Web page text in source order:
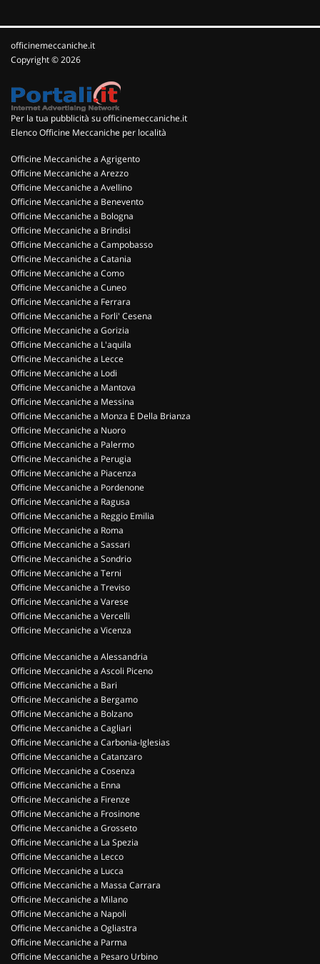
officinemeccaniche.it
Copyright © 2026
Per la tua pubblicità su officinemeccaniche.it
Elenco Officine Meccaniche per località
Officine Meccaniche a Agrigento
Officine Meccaniche a Arezzo
Officine Meccaniche a Avellino
Officine Meccaniche a Benevento
Officine Meccaniche a Bologna
Officine Meccaniche a Brindisi
Officine Meccaniche a Campobasso
Officine Meccaniche a Catania
Officine Meccaniche a Como
Officine Meccaniche a Cuneo
Officine Meccaniche a Ferrara
Officine Meccaniche a Forli' Cesena
Officine Meccaniche a Gorizia
Officine Meccaniche a L'aquila
Officine Meccaniche a Lecce
Officine Meccaniche a Lodi
Officine Meccaniche a Mantova
Officine Meccaniche a Messina
Officine Meccaniche a Monza E Della Brianza
Officine Meccaniche a Nuoro
Officine Meccaniche a Palermo
Officine Meccaniche a Perugia
Officine Meccaniche a Piacenza
Officine Meccaniche a Pordenone
Officine Meccaniche a Ragusa
Officine Meccaniche a Reggio Emilia
Officine Meccaniche a Roma
Officine Meccaniche a Sassari
Officine Meccaniche a Sondrio
Officine Meccaniche a Terni
Officine Meccaniche a Treviso
Officine Meccaniche a Varese
Officine Meccaniche a Vercelli
Officine Meccaniche a Vicenza
Officine Meccaniche a Alessandria
Officine Meccaniche a Ascoli Piceno
Officine Meccaniche a Bari
Officine Meccaniche a Bergamo
Officine Meccaniche a Bolzano
Officine Meccaniche a Cagliari
Officine Meccaniche a Carbonia-Iglesias
Officine Meccaniche a Catanzaro
Officine Meccaniche a Cosenza
Officine Meccaniche a Enna
Officine Meccaniche a Firenze
Officine Meccaniche a Frosinone
Officine Meccaniche a Grosseto
Officine Meccaniche a La Spezia
Officine Meccaniche a Lecco
Officine Meccaniche a Lucca
Officine Meccaniche a Massa Carrara
Officine Meccaniche a Milano
Officine Meccaniche a Napoli
Officine Meccaniche a Ogliastra
Officine Meccaniche a Parma
Officine Meccaniche a Pesaro Urbino